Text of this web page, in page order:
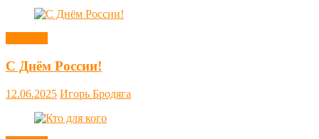
С Днём России!
12.06.2025 Игорь Бродяга